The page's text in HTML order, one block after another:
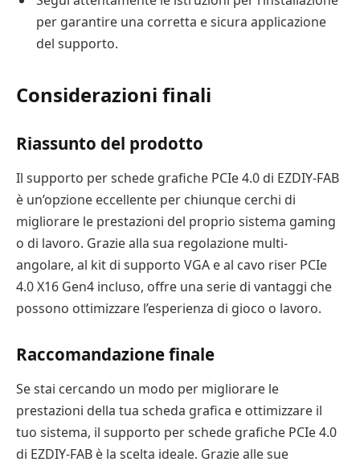
per garantire una corretta e sicura applicazione
del supporto.
Considerazioni finali
Riassunto del prodotto
Il supporto per schede grafiche PCIe 4.0 di EZDIY-FAB
è un’opzione eccellente per chiunque cerchi di
migliorare le prestazioni del proprio sistema gaming
o di lavoro. Grazie alla sua regolazione multi-
angolare, al kit di supporto VGA e al cavo riser PCIe
4.0 X16 Gen4 incluso, offre una serie di vantaggi che
possono ottimizzare l’esperienza di gioco o lavoro.
Raccomandazione finale
Se stai cercando un modo per migliorare le
prestazioni della tua scheda grafica e ottimizzare il
tuo sistema, il supporto per schede grafiche PCIe 4.0
di EZDIY-FAB è la scelta ideale. Grazie alle sue